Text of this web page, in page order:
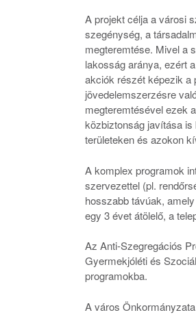
A projekt célja a városi
szegénység, a
megteremtése. Mivel a
lakosság aránya, ezért
akciók részét képezik a
jövedelemszerzésre
megteremtésével ezek
közbiztonság javítása
területeken és azokon
A komplex programok
szervezettel (pl.
hosszabb távúak,
egy 3 évet átölelő, a
Az Anti-Szegregációs
Gyermekjóléti és
programokba.
A város